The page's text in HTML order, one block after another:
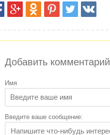
Добавить комментарий
Имя
Введите ваше сообщение: